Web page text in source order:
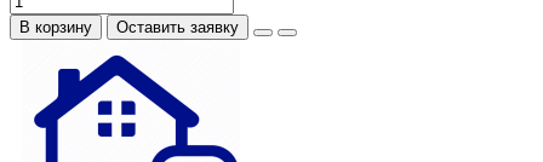
В корзину Оставить заявку